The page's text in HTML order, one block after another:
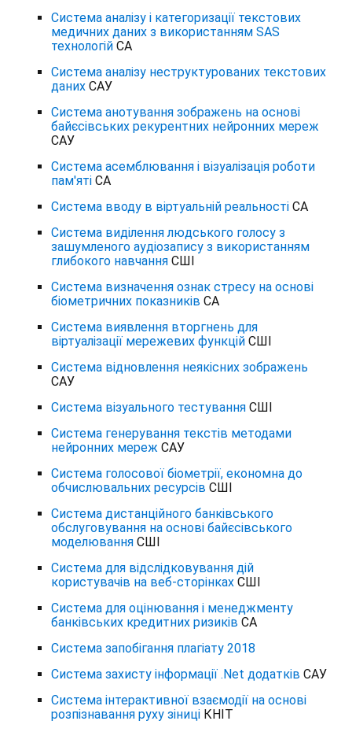
Система аналізу і категоризації текстових
медичних даних з використанням SAS
технологій СА
Система аналізу неструктурованих текстових
даних САУ
Система анотування зображень на основі
байєсівських рекурентних нейронних мереж
САУ
Система асемблювання і візуалізація роботи
пам'яті СА
Система вводу в віртуальній реальності СА
Система виділення людського голосу з
зашумленого аудіозапису з використанням
глибокого навчання СШІ
Система визначення ознак стресу на основі
біометричних показників СА
Система виявлення вторгнень для
віртуалізації мережевих функцій СШІ
Система відновлення неякісних зображень
САУ
Система візуального тестування СШІ
Система генерування текстів методами
нейронних мереж САУ
Система голосової біометрії, економна до
обчислювальних ресурсів СШІ
Система дистанційного банківського
обслуговування на основі байєсівського
моделювання СШІ
Система для відслідковування дій
користувачів на веб-сторінках СШІ
Система для оцінювання і менеджменту
банківських кредитних ризиків СА
Система запобігання плагіату 2018
Система захисту інформації .Net додатків САУ
Система інтерактивної взаємодії на основі
розпізнавання руху зіниці КНІТ